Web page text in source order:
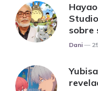
sobre
Posted
Dani